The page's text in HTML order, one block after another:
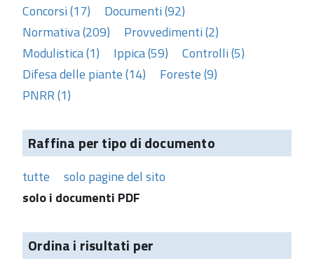
Concorsi (17)
Documenti (92)
Normativa (209)
Provvedimenti (2)
Modulistica (1)
Ippica (59)
Controlli (5)
Difesa delle piante (14)
Foreste (9)
PNRR (1)
Raffina per tipo di documento
tutte
solo pagine del sito
solo i documenti PDF
Ordina i risultati per